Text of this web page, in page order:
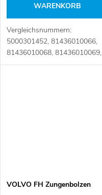
WARENKORB
Vergleichsnummern:
5000301452, 81436010066,
81436010068, 81436010069,
81436010106, 81436010108,
VOLVO FH Zungenbolzen